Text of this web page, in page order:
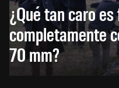
¿Qué tan caro
completamente
70 mm?